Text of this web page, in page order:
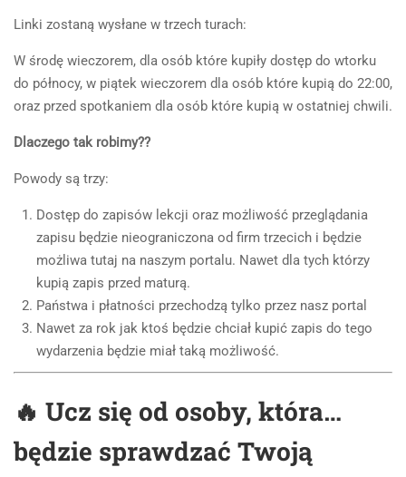
Linki zostaną wysłane w trzech turach:
W środę wieczorem, dla osób które kupiły dostęp do wtorku
do północy, w piątek wieczorem dla osób które kupią do 22:00,
oraz przed spotkaniem dla osób które kupią w ostatniej chwili.
Dlaczego tak robimy??
Powody są trzy:
Dostęp do zapisów lekcji oraz możliwość przeglądania
zapisu będzie nieograniczona od firm trzecich i będzie
możliwa tutaj na naszym portalu. Nawet dla tych którzy
kupią zapis przed maturą.
Państwa i płatności przechodzą tylko przez nasz portal
Nawet za rok jak ktoś będzie chciał kupić zapis do tego
wydarzenia będzie miał taką możliwość.
🔥 Ucz się od osoby, która…
będzie sprawdzać Twoją